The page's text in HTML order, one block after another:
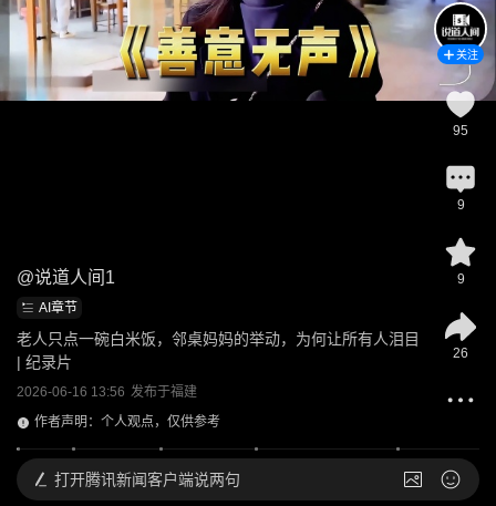
@说道人间1
AI章节
老人只点一碗白米饭，邻桌妈妈的举动，为何让所有人泪目
| 纪录片
2026-06-16 13:56 发布于福建
作者声明：个人观点，仅供参考
关注
95
9
9
26
打开腾讯新闻客户端说两句